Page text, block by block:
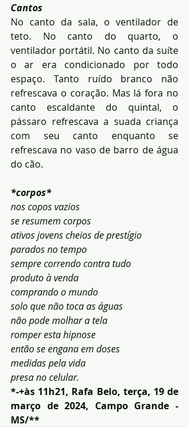
Cantos
No canto da sala, o ventilador de
teto. No canto do quarto, o
ventilador portátil. No canto da suíte
o ar era condicionado por todo
espaço. Tanto ruído branco não
refrescava o coração. Mas lá fora no
canto escaldante do quintal, o
pássaro refrescava a suada criança
com seu canto enquanto se
refrescava no vaso de barro de água
do cão.
*corpos*
nos copos vazios
se resumem corpos
ativos jovens cheios de prestígio
parados no tempo
sempre correndo contra tudo
produto à venda
comprando o mundo
solo que não toca as águas
não pode molhar a tela
romper esta hipnose
então se engana em doses
medidas pela vida
presa no celular.
*-+às 11h21, Rafa Belo, terça, 19 de
março de 2024, Campo Grande -
MS/**